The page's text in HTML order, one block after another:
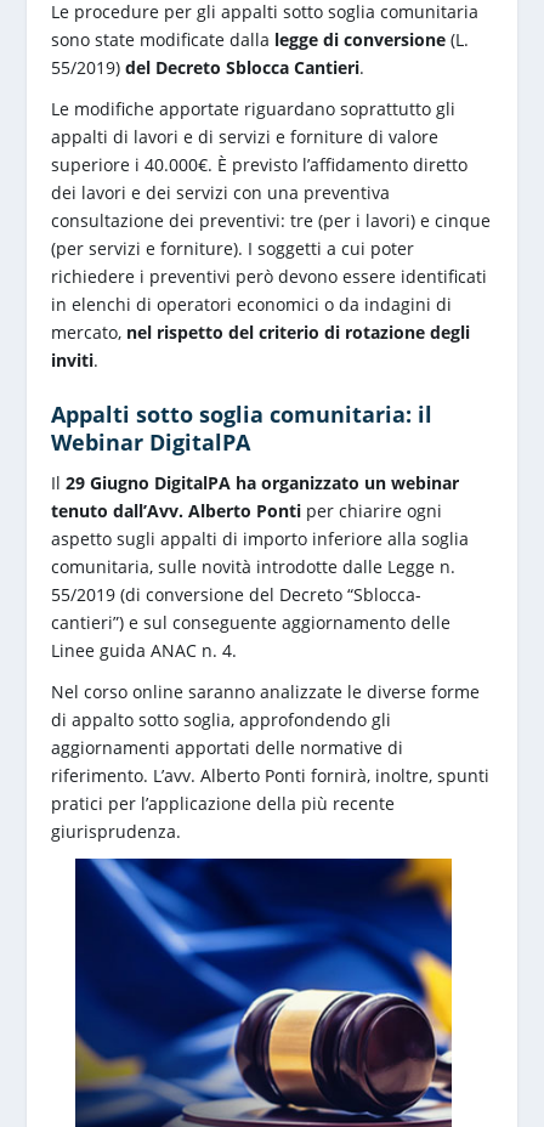
Le procedure per gli appalti sotto soglia comunitaria
sono state modificate dalla legge di conversione (L.
55/2019)del Decreto Sblocca Cantieri.
Le modifiche apportate riguardano soprattutto gli
appalti di lavori e di servizi e forniture di valore
superiore i 40.000€. È previsto l’affidamento diretto
dei lavori e dei servizi con una preventiva
consultazione dei preventivi: tre (per i lavori) e cinque
(per servizi e forniture). I soggetti a cui poter
richiedere i preventivi però devono essere identificati
in elenchi di operatori economici o da indagini di
mercato, nel rispetto del criterio di rotazione degli
inviti.
Appalti sotto soglia comunitaria: il
Webinar DigitalPA
Il29 Giugno DigitalPA ha organizzato un webinar
tenuto dall’Avv. Alberto Ponti per chiarire ogni
aspetto sugli appalti di importo inferiore alla soglia
comunitaria, sulle novità introdotte dalle Legge n.
55/2019 (di conversione del Decreto “Sblocca-
cantieri”) e sul conseguente aggiornamento delle
Linee guida ANAC n. 4.
Nel corso online saranno analizzate le diverse forme
di appalto sotto soglia, approfondendo gli
aggiornamenti apportati delle normative di
riferimento. L’avv. Alberto Ponti fornirà, inoltre, spunti
pratici per l’applicazione della più recente
giurisprudenza.